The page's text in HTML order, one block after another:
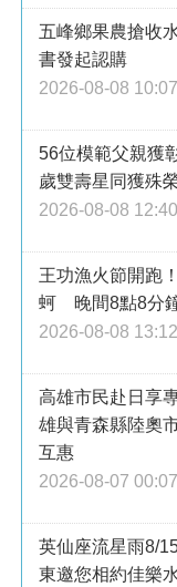
五峰鄉果農搶
書發起認購
2026-08-08 10:07
56位模範父親
歲雙壽星同獲殊
2026-08-08 12:40
王功漁火節開跑
蚵 晚間8點8分
2026-08-08 13:12
高雄市民赴日享
雄與青森縣陸奧
互惠
2026-08-07 00:07
英仙座流星雨8/
東邀您相約佳樂